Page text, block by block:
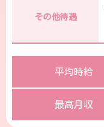
その他待遇
平均時給
最高月収